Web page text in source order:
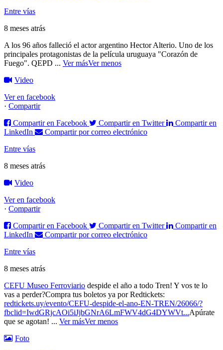
Entre vías
8 meses atrás
A los 96 años falleció el actor argentino Hector Alterio. Uno de los
principales protagonistas de la película uruguaya "Corazón de
Fuego". QEPD ... Ver másVer menos
Video
Ver en facebook
· Compartir
Compartir en Facebook
Compartir en Twitter
Compartir en
LinkedIn
Compartir por correo electrónico
Entre vías
8 meses atrás
Video
Ver en facebook
· Compartir
Compartir en Facebook
Compartir en Twitter
Compartir en
LinkedIn
Compartir por correo electrónico
Entre vías
8 meses atrás
CEFU Museo Ferroviario despide el año a todo Tren! Y vos te lo
vas a perder?Compra tus boletos ya por Redtickets:
redtickets.uy/evento/CEFU-despide-el-ano-EN-TREN/26066/?
fbclid=IwdGRjcAOi5iJjbGNrA6LmFWV4dG4DYWVt...Apúrate
que se agotan! ... Ver másVer menos
Foto